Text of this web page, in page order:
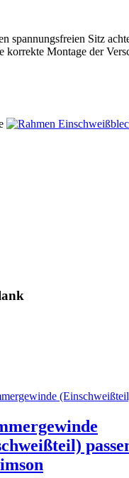
spannungsfreien Sitz
korrekte Montage der